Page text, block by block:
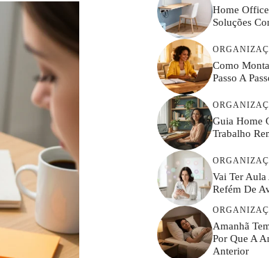
Home
Soluções
Como
Passo A
Guia Home
Trabalho
Vai Ter
Refém De
Amanhã
Por Que A
Anterior